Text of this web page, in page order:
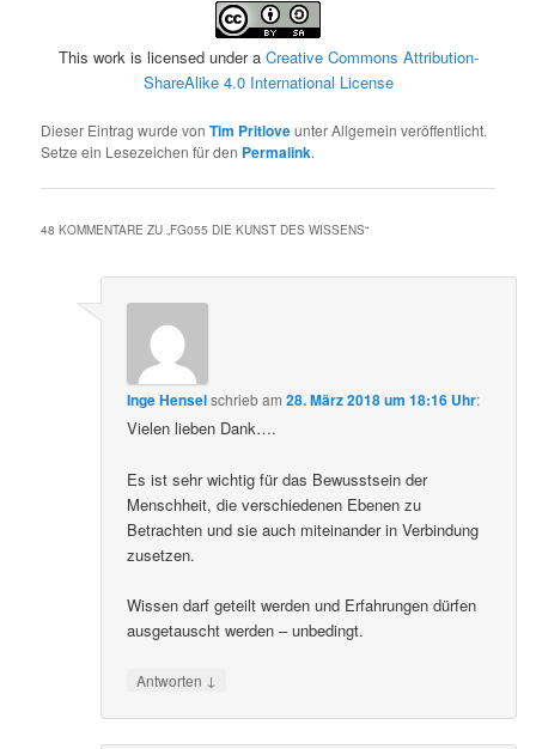
This work is licensed under a Creative Commons Attribution-
ShareAlike 4.0 International License
Dieser Eintrag wurde vonTim Pritloveunter Allgemein veröffentlicht.
Setze ein Lesezeichen für den Permalink.
48 KOMMENTARE ZU „FG055 DIE KUNST DES WISSENS“
Inge Henselschriebam28. März 2018 um 18:16 Uhr:
Vielen lieben Dank….
Es ist sehr wichtig für das Bewusstsein der
Menschheit, die verschiedenen Ebenen zu
Betrachten und sie auch miteinander in Verbindung
zusetzen.
Wissen darf geteilt werden und Erfahrungen dürfen
ausgetauscht werden – unbedingt.
Antworten ↓